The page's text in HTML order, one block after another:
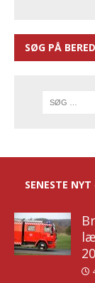
SØG PÅ
SENESTE